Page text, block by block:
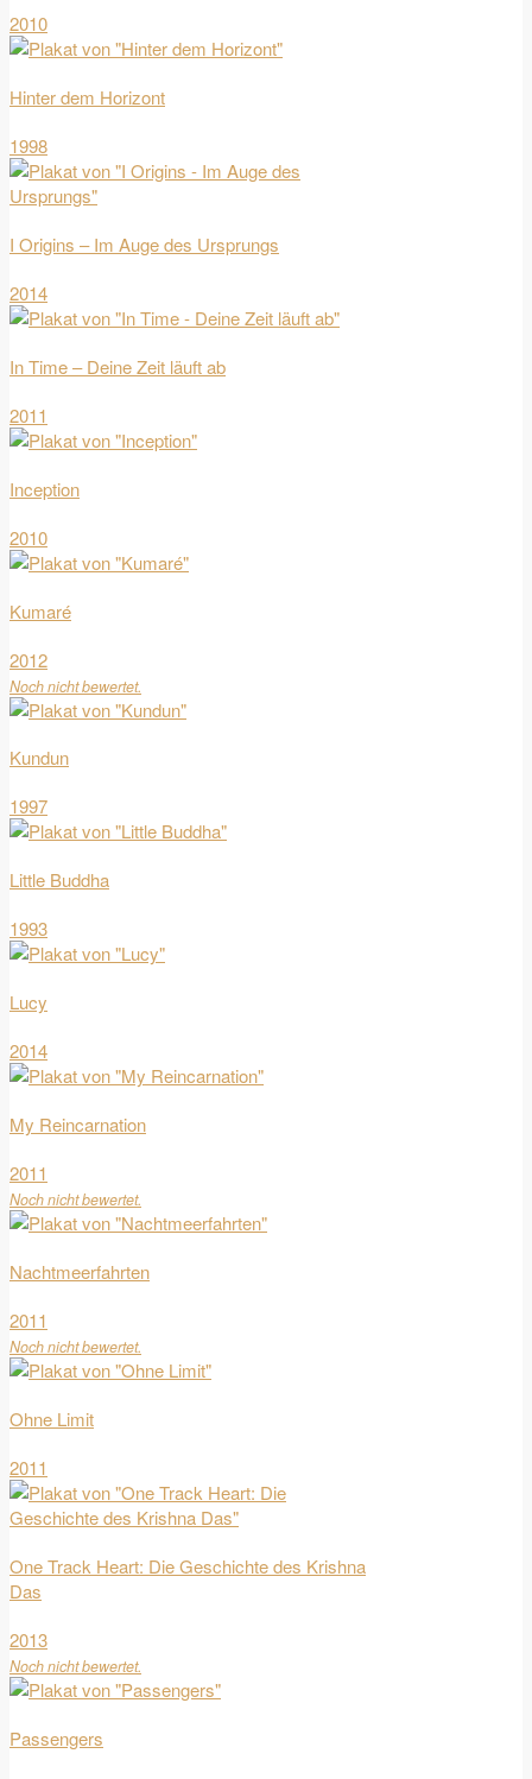
2010
Hinter dem Horizont
1998
I Origins – Im Auge des Ursprungs
2014
In Time – Deine Zeit läuft ab
2011
Inception
2010
Kumaré
2012
Noch nicht bewertet.
Kundun
1997
Little Buddha
1993
Lucy
2014
My Reincarnation
2011
Noch nicht bewertet.
Nachtmeerfahrten
2011
Noch nicht bewertet.
Ohne Limit
2011
One Track Heart: Die Geschichte des Krishna
Das
2013
Noch nicht bewertet.
Passengers